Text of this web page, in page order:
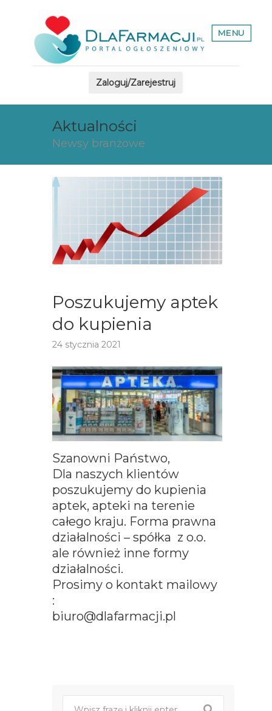
MENU
Zaloguj/Zarejestruj
Aktualności
Newsy branżowe
Poszukujemy aptek
do kupienia
24 stycznia 2021
Szanowni Państwo,
Dla naszych klientów
poszukujemy do kupienia
aptek, apteki na terenie
całego kraju. Forma prawna
działalności – spółka z o.o.
ale również inne formy
działalności.
Prosimy o kontakt mailowy
:
biuro@dlafarmacji.pl